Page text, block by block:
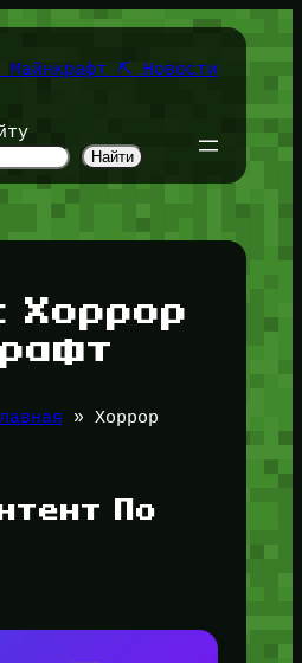
Майнкрафт ⛏️ Новости
Найти
Хоррор
» Хоррор
По